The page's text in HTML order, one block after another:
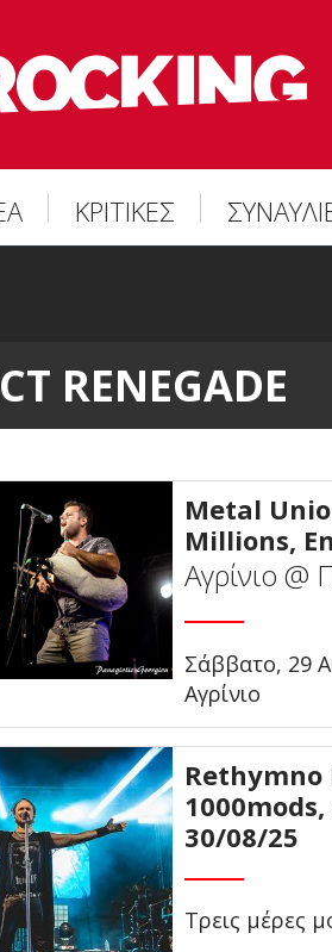
ΚΡΙΤΙΚΕΣ
RENEGADE
Metal
Millions,
Αγρίνιο @
Σάββατο, 29
Αγρίνιο
Rethymno
30/08/25
Τρεις μέρες